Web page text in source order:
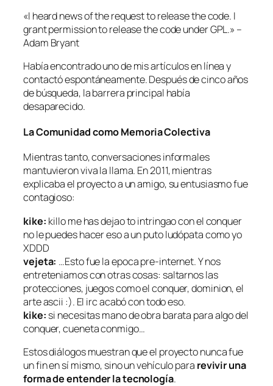
«I heard news of the request to release the code. I
grant permission to release the code under GPL.» –
Adam Bryant
Había encontrado uno de mis artículos en línea y
contactó espontáneamente. Después de cinco años
de búsqueda, la barrera principal había
desaparecido.
La Comunidad como Memoria Colectiva
Mientras tanto, conversaciones informales
mantuvieron viva la llama. En 2011, mientras
explicaba el proyecto a un amigo, su entusiasmo fue
contagioso:
kike: killo me has dejao to intringao con el conquer
no le puedes hacer eso a un puto ludópata como yo
XDDD
vejeta: …Esto fue la epoca pre-internet. Y nos
entreteniamos con otras cosas: saltarnos las
protecciones, juegos como el conquer, dominion, el
arte ascii :). El irc acabó con todo eso.
kike: si necesitas mano de obra barata para algo del
conquer, cueneta conmigo…
Estos diálogos muestran que el proyecto nunca fue
un fin en sí mismo, sino un vehículo para revivir una
forma de entender la tecnología.